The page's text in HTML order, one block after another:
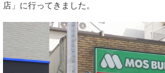
店」に行ってきました。